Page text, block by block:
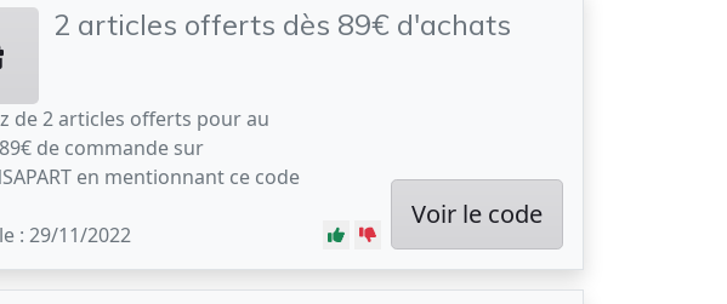
2 articles offerts dès 89€ d'achats
de 2 articles offerts pour au
de commande sur
en mentionnant ce code
: 29/11/2022
Voir le code